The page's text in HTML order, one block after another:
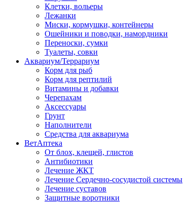
Клетки, вольеры
Лежанки
Миски, кормушки, контейнеры
Ошейники и поводки, намордники
Переноски, сумки
Туалеты, совки
Аквариум/Террариум
Корм для рыб
Корм для рептилий
Витамины и добавки
Черепахам
Аксессуары
Грунт
Наполнители
Средства для аквариума
ВетАптека
От блох, клещей, глистов
Антибиотики
Лечение ЖКТ
Лечение Сердечно-сосудистой системы
Лечение суставов
Защитные воротники